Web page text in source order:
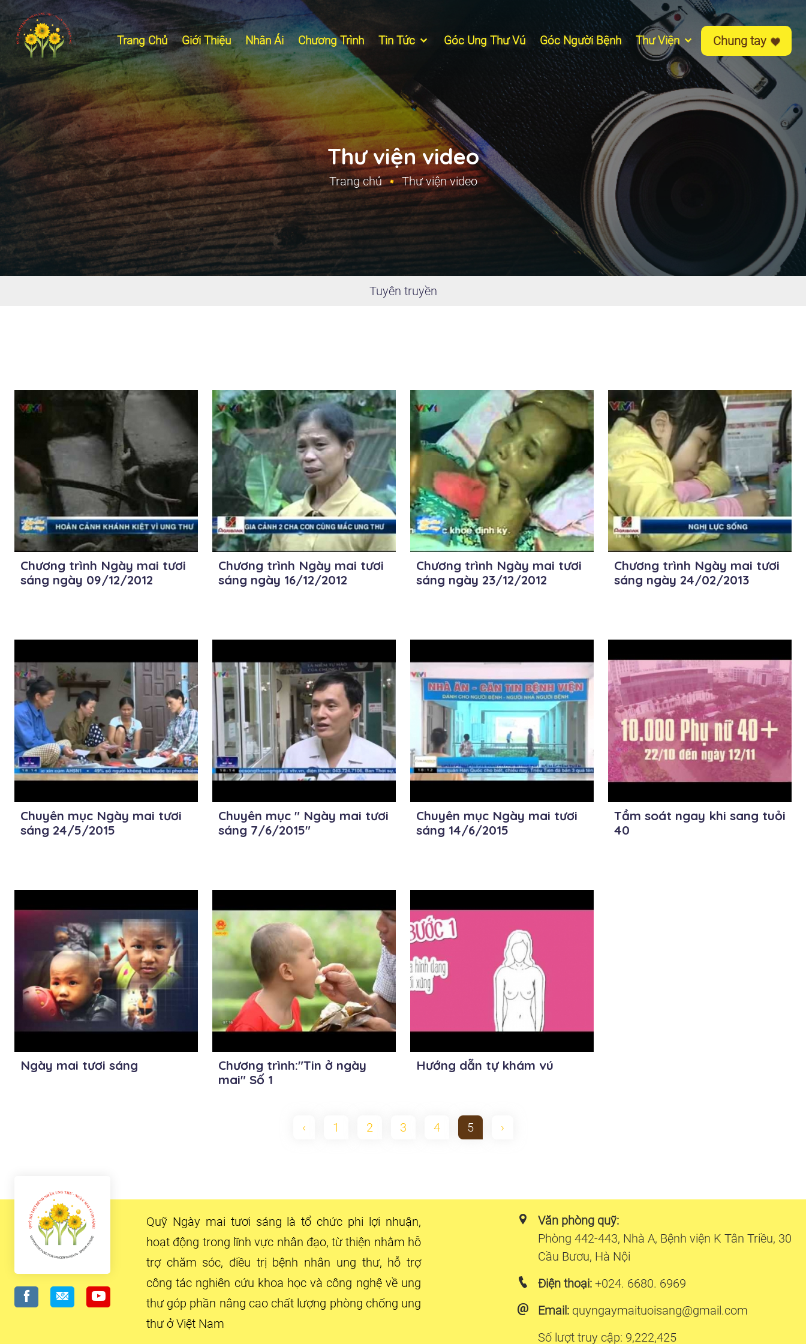
Trang Chủ Giới Thiệu Nhân Ái Chương Trình Tin Tức Góc Ung Thư Vú Góc Người Bệnh Thư Viện Chung tay
Thư viện video
Trang chủ Thư viện video
Tuyên truyền
Chương trình Ngày mai tươi
sáng ngày 09/12/2012
Chương trình Ngày mai tươi
sáng ngày 16/12/2012
Chương trình Ngày mai tươi
sáng ngày 23/12/2012
Chương trình Ngày mai tươi
sáng ngày 24/02/2013
Chuyên mục Ngày mai tươi
sáng 24/5/2015
Chuyên mục " Ngày mai tươi
sáng 7/6/2015"
Chuyên mục Ngày mai tươi
sáng 14/6/2015
Tầm soát ngay khi sang tuỏi
40
Ngày mai tươi sáng
Chương trình:"Tin ở ngày
mai" Số 1
Hướng dẫn tự khám vú
‹ 1 2 3 4 5 ›
Quỹ Ngày mai tươi sáng là tổ chức phi lợi nhuận,
hoạt động trong lĩnh vực nhân đạo, từ thiện nhằm hỗ
trợ chăm sóc, điều trị bệnh nhân ung thư, hỗ trợ
công tác nghiên cứu khoa học và công nghệ về ung
thư góp phần nâng cao chất lượng phòng chống ung
thư ở Việt Nam
Văn phòng quỹ:
Phòng 442-443, Nhà A, Bệnh viện K Tân Triều, 30
Cầu Bươu, Hà Nội
Điện thoại: +024. 6680. 6969
Email: quyngaymaituoisang@gmail.com
Số lượt truy cập: 9,222,425